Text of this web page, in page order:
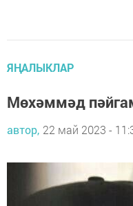
ЯҢАЛЫКЛАР
Мөхәммәд
автор, 22 май 2023 -